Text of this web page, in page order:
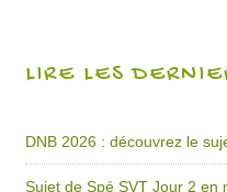
LIRE LES
DNB 2026 : découvrez le
Sujet de Spé SVT Jour 2 en